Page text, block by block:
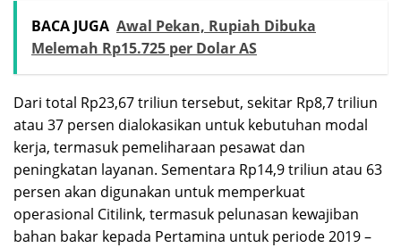
BACA JUGA Awal Pekan, Rupiah Dibuka
Melemah Rp15.725 per Dolar AS
Dari total Rp23,67 triliun tersebut, sekitar Rp8,7 triliun
atau 37 persen dialokasikan untuk kebutuhan modal
kerja, termasuk pemeliharaan pesawat dan
peningkatan layanan. Sementara Rp14,9 triliun atau 63
persen akan digunakan untuk memperkuat
operasional Citilink, termasuk pelunasan kewajiban
bahan bakar kepada Pertamina untuk periode 2019 –